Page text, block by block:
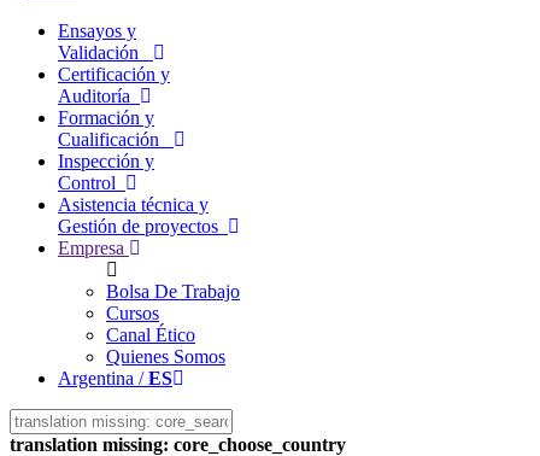
Ensayos y
Validación
Certificación y
Auditoría
Formación y
Cualificación
Inspección y
Control
Asistencia técnica y
Gestión de proyectos
Empresa
Bolsa De Trabajo
Cursos
Canal Ético
Quienes Somos
Argentina /ES
translation missing: core_choose_country